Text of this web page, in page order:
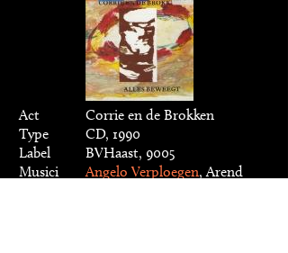
Act
Corrie en de Brokken
Type
CD, 1990
Label
BVHaast, 9005
Musici
Angelo Verploegen, Arend